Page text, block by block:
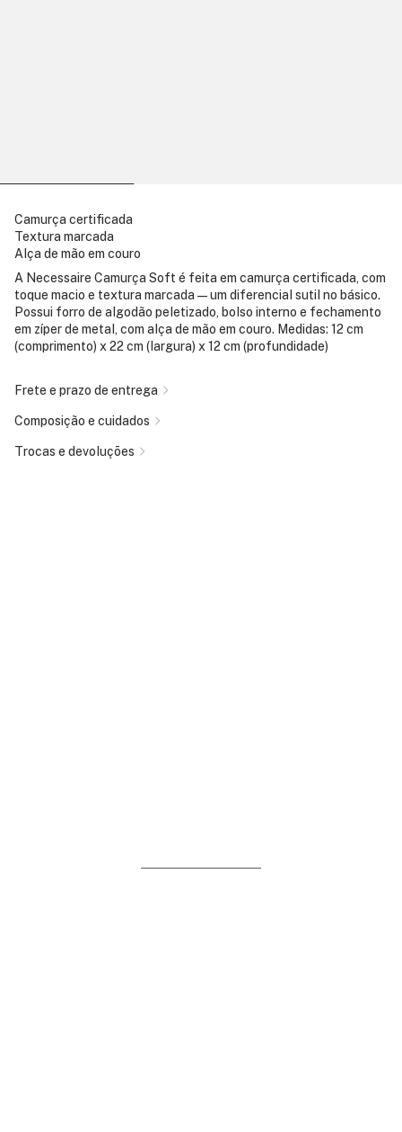
Camurça certificada
Textura marcada
Alça de mão em couro
A Necessaire Camurça Soft é feita em camurça certificada, com
toque macio e textura marcada — um diferencial sutil no básico.
Possui forro de algodão peletizado, bolso interno e fechamento
em zíper de metal, com alça de mão em couro. Medidas: 12 cm
(comprimento) x 22 cm (largura) x 12 cm (profundidade)
Frete e prazo de entrega
Composição e cuidados
Trocas e devoluções